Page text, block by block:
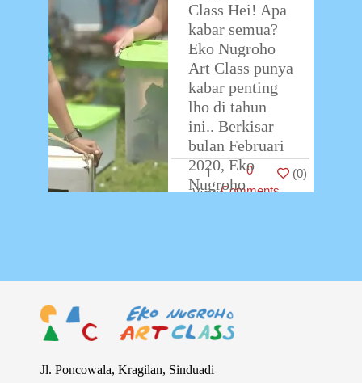
Class Hei! Apa
kabar semua?
Eko Nugroho
Art Class punya
kabar penting
lho di tahun
ini.. Berkisar
bulan Februari
2020, Eko
Nugroho
1
0
Comments
(0)
Jl. Poncowala, Kragilan, Sinduadi